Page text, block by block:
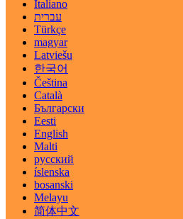
Italiano
עברית
Türkçe
magyar
Latviešu
한국어
Čeština
Català
Български
Eesti
English
Malti
русский
íslenska
bosanski
Melayu
简体中文